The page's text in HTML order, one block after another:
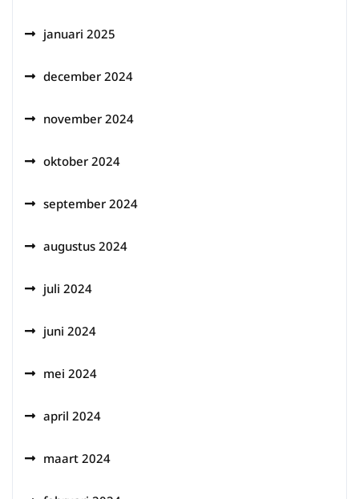
januari 2025
december 2024
november 2024
oktober 2024
september 2024
augustus 2024
juli 2024
juni 2024
mei 2024
april 2024
maart 2024